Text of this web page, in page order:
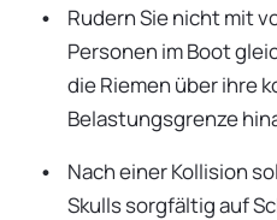
Rudern Sie nicht mit
Personen im Boot
die Riemen über ihre
Belastungsgrenze
Nach einer Kollision
Skulls sorgfältig auf